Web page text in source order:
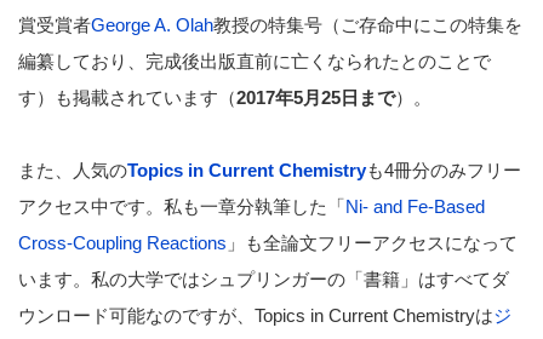
賞受賞者George A. Olah教授の特集号（ご存命中にこの特集を
編纂しており、完成後出版直前に亡くなられたとのことで
す）も掲載されています（2017年5月25日まで）。
また、人気のTopics in Current Chemistryも4冊分のみフリー
アクセス中です。私も一章分執筆した「Ni- and Fe-Based
Cross-Coupling Reactions 」も全論文フリーアクセスになって
います。私の大学ではシュプリンガーの「書籍」はすべてダ
ウンロード可能なのですが、Topics in Current Chemistryはジ